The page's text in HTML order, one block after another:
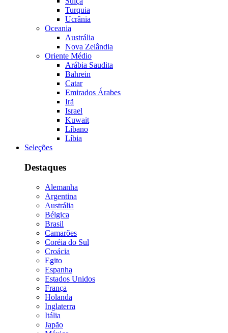
Turquia
Ucrânia
Oceania
Austrália
Nova Zelândia
Oriente Médio
Arábia Saudita
Bahrein
Catar
Emirados Árabes
Irã
Israel
Kuwait
Líbano
Líbia
Seleções
Destaques
Alemanha
Argentina
Austrália
Bélgica
Brasil
Camarões
Coréia do Sul
Croácia
Egito
Espanha
Estados Unidos
França
Holanda
Inglaterra
Itália
Japão